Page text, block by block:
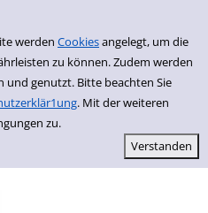
werden Cookiesangelegt, um die
zu können. Zudem werden
und genutzt. Bitte beachten Sie
. Mit der weiteren
zu.